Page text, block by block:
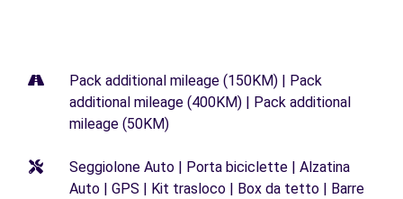
Pack additional mileage (150KM) | Pack
additional mileage (400KM) | Pack additional
mileage (50KM)
Seggiolone Auto | Porta biciclette | Alzatina
Auto | GPS | Kit trasloco | Box da tetto | Barre